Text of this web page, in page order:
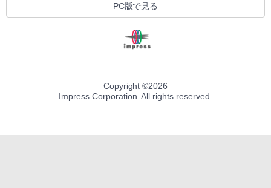
PC版で見る
Copyright ©2026
Impress Corporation. All rights reserved.